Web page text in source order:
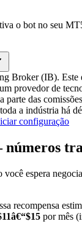
o bot no seu
Broker (IB). Este
provedor de
parte das
a indústria há
configuração
você espera
recompensa
11â€“$15 por mês